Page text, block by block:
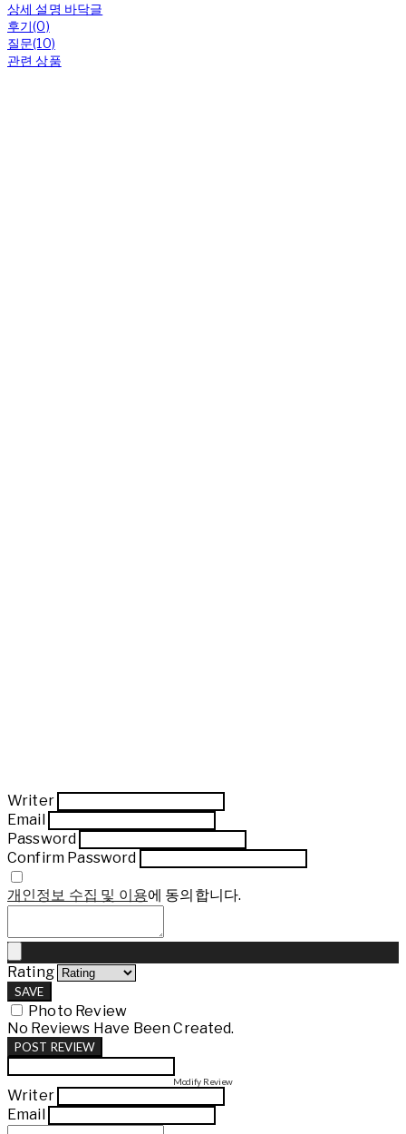
상세 설명 바닥글
후기(0)
질문(10)
관련 상품
Writer
Email
Password
Confirm Password
개인정보 수집 및 이용에 동의합니다.
Rating
SAVE
Photo Review
No Reviews Have Been Created.
POST REVIEW
Modify Review
Writer
Email